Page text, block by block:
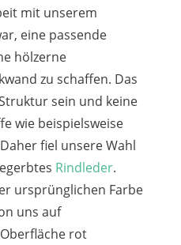
mit unserem
eine passende
hölzerne
zu schaffen. Das
sein und keine
wie beispielsweise
fiel unsere Wahl
Rindleder.
ursprünglichen Farbe
uns auf
rot